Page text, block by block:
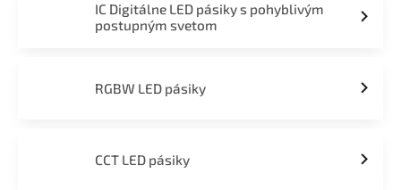
IC Digitálne LED pásiky s pohyblivým
postupným svetom
RGBW LED pásiky
CCT LED pásiky